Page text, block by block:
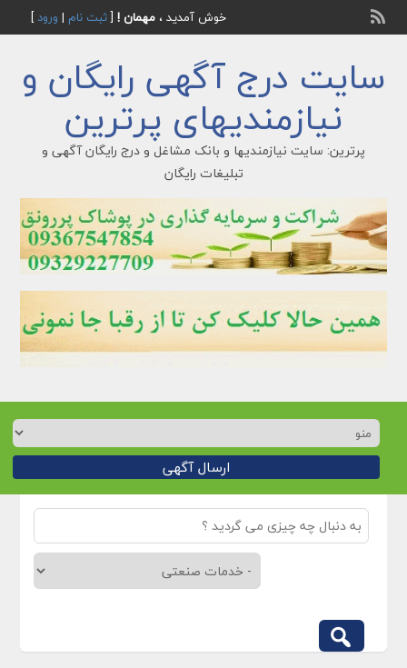
خوش آمدید ، مهمان ![ثبت نام | ورود]
سایت درج آگهی رایگان و
نیازمندیهای پرترین
پرترین: سایت نیازمندیها و بانک مشاغل و درج رایگان آگهی و
تبلیغات رایگان
ارسال آگهی